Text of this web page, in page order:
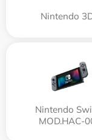
Nintendo
Nintendo
MOD.HAC-